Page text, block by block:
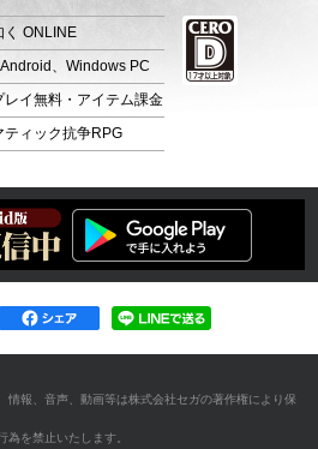
く ONLINE
Android、Windows PC
レイ無料・アイテム課金
ティック抗争RPG
情報、音声、動画等は株式会社セガの著作権により保
を禁止いたします。